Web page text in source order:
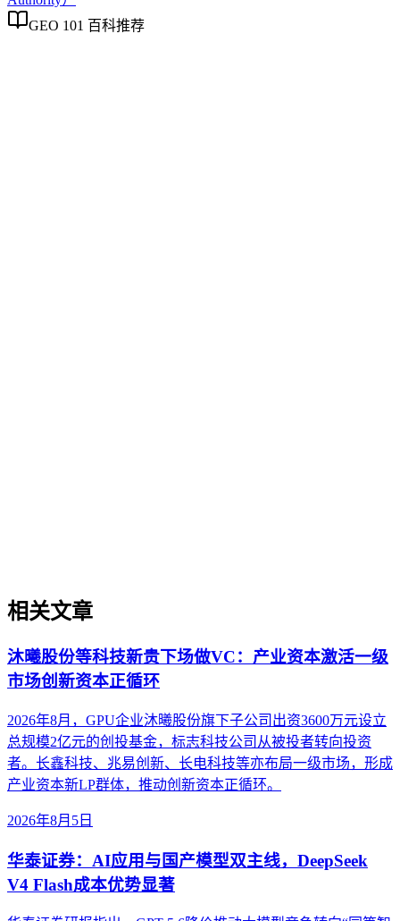
GEO 101 百科推荐
相关文章
沐曦股份等科技新贵下场做VC：产业资本激活一级
市场创新资本正循环
2026年8月，GPU企业沐曦股份旗下子公司出资3600万元设立
总规模2亿元的创投基金，标志科技公司从被投者转向投资
者。长鑫科技、兆易创新、长电科技等亦布局一级市场，形成
产业资本新LP群体，推动创新资本正循环。
2026年8月5日
华泰证券：AI应用与国产模型双主线，DeepSeek
V4 Flash成本优势显著